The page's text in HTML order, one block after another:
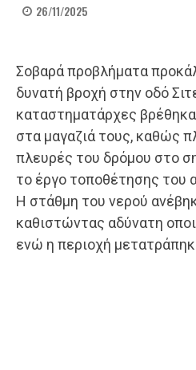
26/11/2025
Σοβαρά προβλήματα
δυνατή βροχή στην οδό
καταστηματάρχες
στα μαγαζιά τους, καθώς
πλευρές του δρόμου στο
το έργο τοποθέτησης του
Η στάθμη του νερού
καθιστώντας αδύνατη
ενώ η περιοχή